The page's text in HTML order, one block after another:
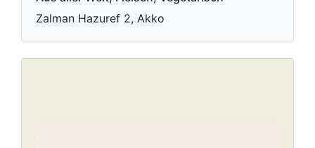
Zalman Hazuref 2, Akko